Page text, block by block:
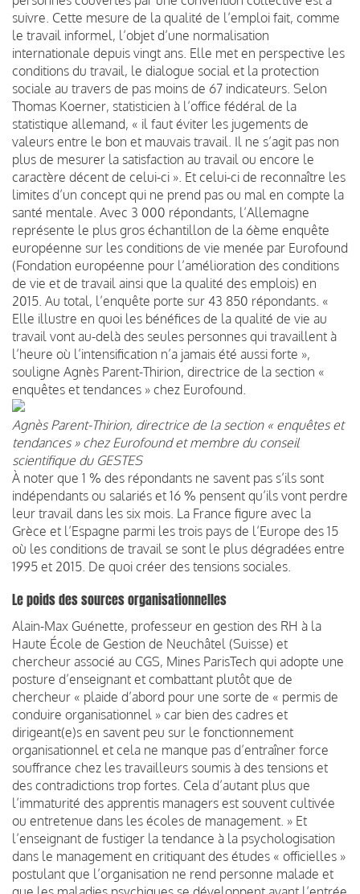
suivre. Cette mesure de la qualité de l’emploi fait, comme
le travail informel, l’objet d’une normalisation
internationale depuis vingt ans. Elle met en perspective les
conditions du travail, le dialogue social et la protection
sociale au travers de pas moins de 67 indicateurs. Selon
Thomas Koerner, statisticien à l’office fédéral de la
statistique allemand, « il faut éviter les jugements de
valeurs entre le bon et mauvais travail. Il ne s’agit pas non
plus de mesurer la satisfaction au travail ou encore le
caractère décent de celui-ci ». Et celui-ci de reconnaître les
limites d’un concept qui ne prend pas ou mal en compte la
santé mentale. Avec 3 000 répondants, l’Allemagne
représente le plus gros échantillon de la 6ème enquête
européenne sur les conditions de vie menée par Eurofound
(Fondation européenne pour l’amélioration des conditions
de vie et de travail ainsi que la qualité des emplois) en
2015. Au total, l’enquête porte sur 43 850 répondants. «
Elle illustre en quoi les bénéfices de la qualité de vie au
travail vont au-delà des seules personnes qui travaillent à
l’heure où l’intensification n’a jamais été aussi forte »,
souligne Agnès Parent-Thirion, directrice de la section «
enquêtes et tendances » chez Eurofound.
Agnès Parent-Thirion, directrice de la section « enquêtes et
tendances » chez Eurofound et membre du conseil
scientifique du GESTES
À noter que 1 % des répondants ne savent pas s’ils sont
indépendants ou salariés et 16 % pensent qu’ils vont perdre
leur travail dans les six mois. La France figure avec la
Grèce et l’Espagne parmi les trois pays de l’Europe des 15
où les conditions de travail se sont le plus dégradées entre
1995 et 2015. De quoi créer des tensions sociales.
Le poids des sources organisationnelles
Alain-Max Guénette, professeur en gestion des RH à la
Haute École de Gestion de Neuchâtel (Suisse) et
chercheur associé au CGS, Mines ParisTech qui adopte une
posture d’enseignant et combattant plutôt que de
chercheur « plaide d’abord pour une sorte de « permis de
conduire organisationnel » car bien des cadres et
dirigeant(e)s en savent peu sur le fonctionnement
organisationnel et cela ne manque pas d’entraîner force
souffrance chez les travailleurs soumis à des tensions et
des contradictions trop fortes. Cela d’autant plus que
l’immaturité des apprentis managers est souvent cultivée
ou entretenue dans les écoles de management. » Et
l’enseignant de fustiger la tendance à la psychologisation
dans le management en critiquant des études « officielles »
postulant que l’organisation ne rend personne malade et